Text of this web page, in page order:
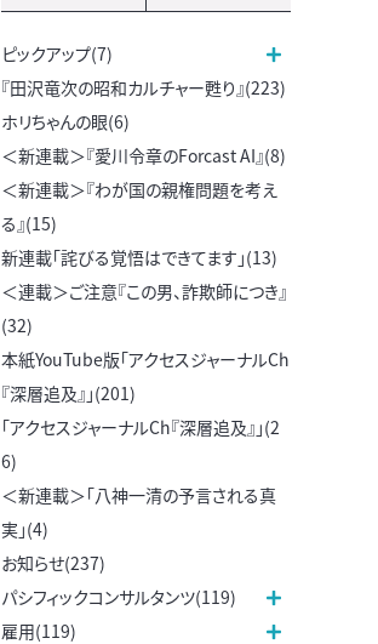
ピックアップ(7)
『田沢竜次の昭和カルチャー甦り』(223)
ホリちゃんの眼(6)
＜新連載＞『愛川令章のForcast AI』(8)
＜新連載＞『わが国の親権問題を考え
る』(15)
新連載「詫びる覚悟はできてます」(13)
＜連載＞ご注意『この男、詐欺師につき』
(32)
本紙YouTube版「アクセスジャーナルCh
『深層追及』」(201)
「アクセスジャーナルCh『深層追及』」(2
6)
＜新連載＞「八神一清の予言される真
実」(4)
お知らせ(237)
パシフィックコンサルタンツ(119)
雇用(119)